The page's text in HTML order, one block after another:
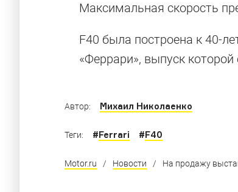
Максимальная скорость
F40 была построена к 40-
«Феррари», выпуск
Автор: Михаил Николаенко
Теги: #Ferrari #F40
Motor.ru / Новости / На продажу